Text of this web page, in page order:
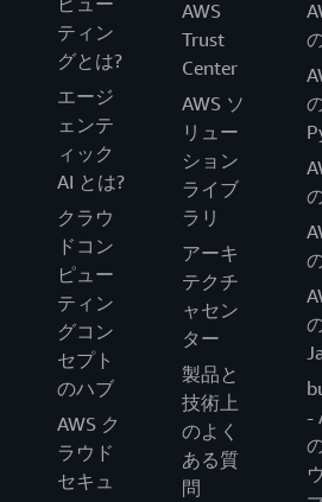
ティン
グとは?
エージ
ェンテ
ィック
AI とは?
クラウ
ドコン
ピュー
ティン
グコン
セプト
のハブ
AWS ク
ラウド
セキュ
AWS
Trust
Center
AWS ソ
リュー
ション
ライブ
ラリ
アーキ
テクチ
ャセン
ター
製品と
技術上
のよく
ある質
問
-